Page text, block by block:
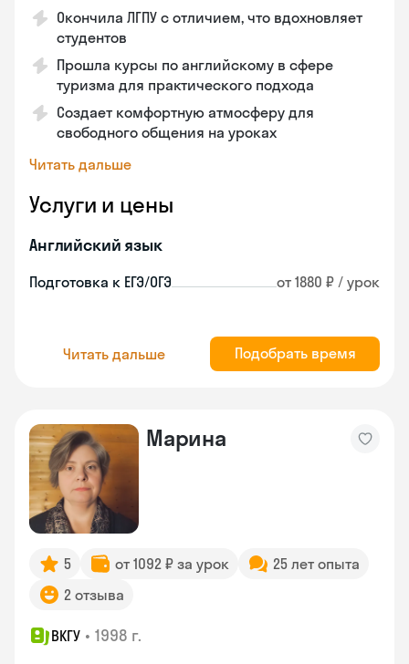
Окончила ЛГПУ с отличием, что вдохновляет
студентов
Прошла курсы по английскому в сфере
туризма для практического подхода
Создает комфортную атмосферу для
свободного общения на уроках
Читать дальше
Услуги и цены
Английский язык
Подготовка к ЕГЭ/ОГЭ от 1880 ₽ / урок
Читать дальше Подобрать время
Марина
5 от 1092 ₽ за урок
25 лет опыта
2 отзыва
ВКГУ • 1998 г.